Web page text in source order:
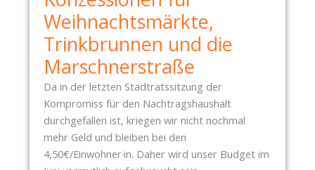
N
B
A
U
S
T
L
L
E
Weihnachtsmärkte,
Trinkbrunnen und die
Marschnerstraße
Da in der letzten Stadtratssitzung der
Kompromiss für den Nachtragshaushalt
durchgefallen ist, kriegen wir nicht nochmal
mehr Geld und bleiben bei den
4,50€/Einwohner·in. Daher wird unser Budget im